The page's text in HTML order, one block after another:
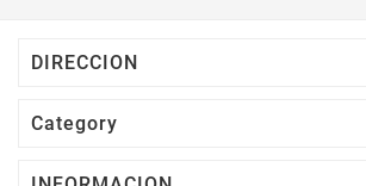
DIRECCION
Category